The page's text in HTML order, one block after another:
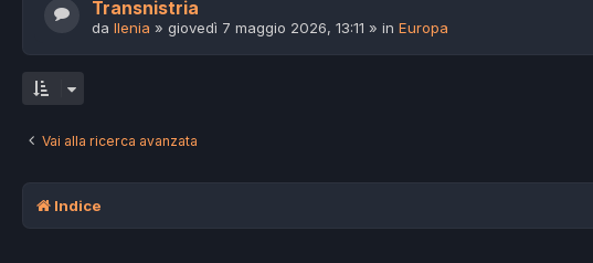
Transnistria
da Ilenia » giovedì 7 maggio 2026, 13:11 » in Europa
Vai alla ricerca avanzata
Indice